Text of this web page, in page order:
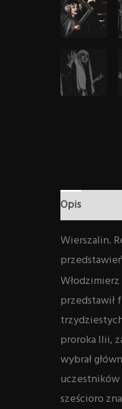
Opis
Wierszalin.
przedstawił
proroka Ilii,
wybrał
uczestników
sześcioro